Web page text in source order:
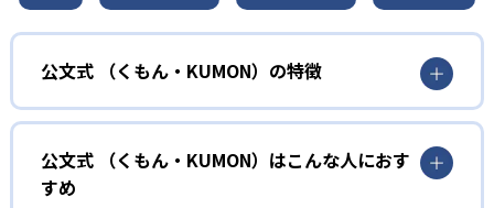
公文式 （くもん・KUMON）の特徴
01
無学年式の学力別学習
KUMONでは、年齢や学年にとらわれずに、一人ひとりの学
力に応じたレベルから学習を始めている。
公文式 （くもん・KUMON）はこんな人におす
すめ